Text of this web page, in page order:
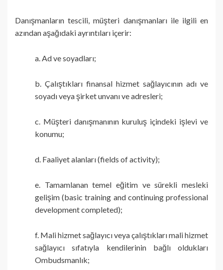
Danışmanların tescili, müşteri danışmanları ile ilgili en
azından aşağıdaki ayrıntıları içerir:
a. Ad ve soyadları;
b. Çalıştıkları finansal hizmet sağlayıcının adı ve
soyadı veya şirket unvanı ve adresleri;
c. Müşteri danışmanının kuruluş içindeki işlevi ve
konumu;
d. Faaliyet alanları (fields of activity);
e. Tamamlanan temel eğitim ve sürekli mesleki
gelişim (basic training and continuing professional
development completed);
f. Mali hizmet sağlayıcı veya çalıştıkları mali hizmet
sağlayıcı sıfatıyla kendilerinin bağlı oldukları
Ombudsmanlık;